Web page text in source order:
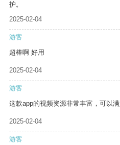
护。
2025-02-04
游客
超棒啊 好用
2025-02-04
游客
这款app的视频资源非常丰富，可以满
2025-02-04
游客